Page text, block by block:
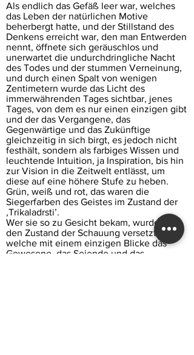
Als endlich das Gefäß leer war, welches
das Leben der natürlichen Motive
beherbergt hatte, und der Stillstand des
Denkens erreicht war, den man Entwerden
nennt, öffnete sich geräuschlos und
unerwartet die undurchdringliche Nacht
des Todes und der stummen Verneinung,
und durch einen Spalt von wenigen
Zentimetern wurde das Licht des
immerwährenden Tages sichtbar, jenes
Tages, von dem es nur einen einzigen gibt
und der das Vergangene, das
Gegenwärtige und das Zukünftige
gleichzeitig in sich birgt, es jedoch nicht
festhält, sondern als farbiges Wissen und
leuchtende Intuition, ja Inspiration, bis hin
zur Vision in die Zeitwelt entlässt, um
diese auf eine höhere Stufe zu heben.
Grün, weiß und rot, das waren die
Siegerfarben des Geistes im Zustand der
‚Trikaladrsti’.
Wer sie so zu Gesicht bekam, wurde in
den Zustand der Schauung versetzt,
welche mit einem einzigen Blicke das
Gewesene, das Seiende und das